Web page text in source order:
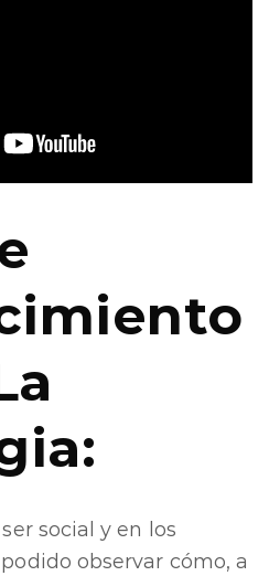
social y en los
observar cómo, a